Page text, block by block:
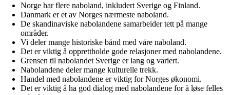
Norge har flere naboland, inkludert Sverige og Finland.
Danmark er et av Norges nærmeste naboland.
De skandinaviske nabolandene samarbeider tett på mange
områder.
Vi deler mange historiske bånd med våre naboland.
Det er viktig å opprettholde gode relasjoner med nabolandene.
Grensen til nabolandet Sverige er lang og variert.
Nabolandene deler mange kulturelle trekk.
Handel med nabolandene er viktig for Norges økonomi.
Det er viktig å ha god dialog med nabolandene for å løse felles